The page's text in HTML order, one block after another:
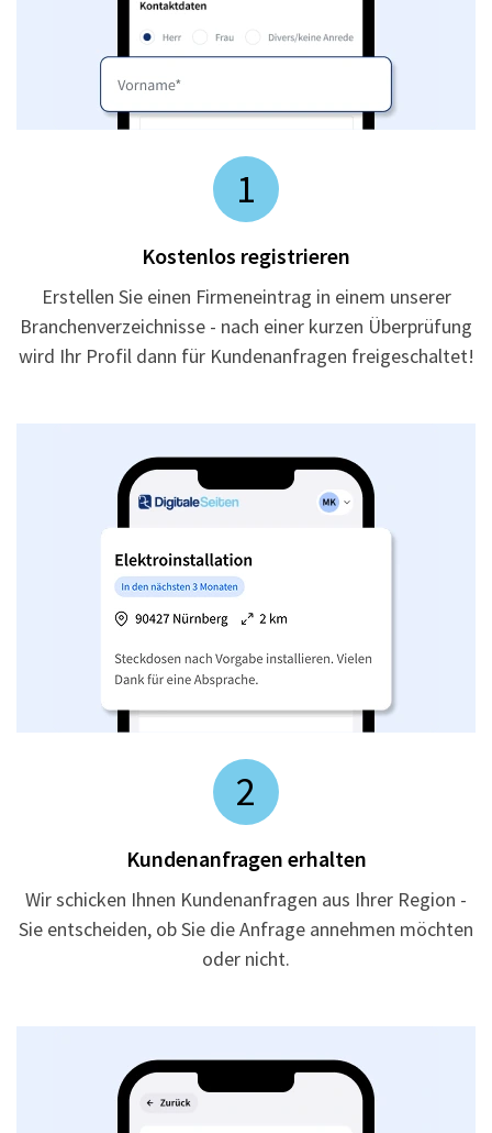
1
Kostenlos registrieren
Erstellen Sie einen Firmeneintrag in einem unserer
Branchenverzeichnisse - nach einer kurzen Überprüfung
wird Ihr Profil dann für Kundenanfragen freigeschaltet!
2
Kundenanfragen erhalten
Wir schicken Ihnen Kundenanfragen aus Ihrer Region -
Sie entscheiden, ob Sie die Anfrage annehmen möchten
oder nicht.